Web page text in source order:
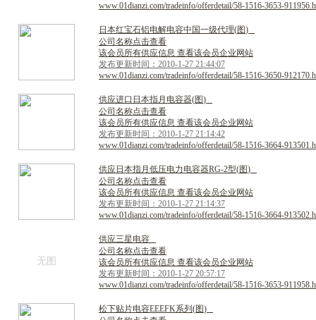
www.01dianzi.com/tradeinfo/offerdetail/58-1516-3653-
日 本红宝石铝电解电容中 国一级代理(图)
公司名称点击查看
该会员所有供应信息 查看该会员企业网站
发布更新时间：2010-1-27 21:44:07
www.01dianzi.com/tradeinfo/offerdetail/58-1516-3650-
供应进口 日 本指月 电容器(图)
公司名称点击查看
该会员所有供应信息 查看该会员企业网站
发布更新时间：2010-1-27 21:14:42
www.01dianzi.com/tradeinfo/offerdetail/58-1516-3664-
供应日 本指月 低压电力电容器RG-2型(图)
公司名称点击查看
该会员所有供应信息 查看该会员企业网站
发布更新时间：2010-1-27 21:14:37
www.01dianzi.com/tradeinfo/offerdetail/58-1516-3664-
无图
供应三星电容
公司名称点击查看
该会员所有供应信息 查看该会员企业网站
发布更新时间：2010-1-27 20:57:17
www.01dianzi.com/tradeinfo/offerdetail/58-1516-3653-
松下贴片电容EEEFK系列 (图)